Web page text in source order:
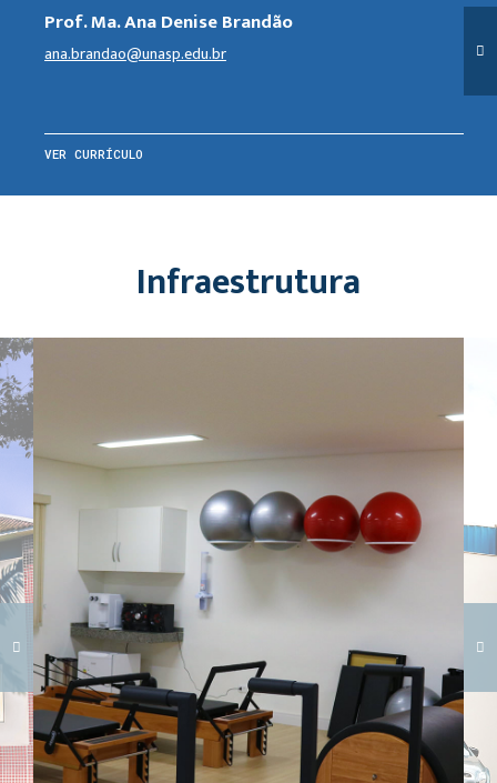
Prof. Ma. Ana Denise Brandão
ana.brandao@unasp.edu.br
VER CURRÍCULO
Infraestrutura
Carregando galeria...